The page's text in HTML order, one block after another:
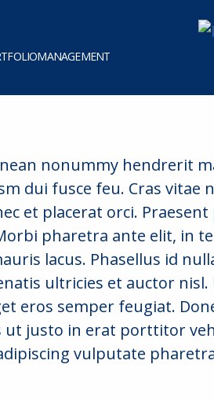
nonummy hendrerit
dui fusce feu. Cras vitae
et placerat orci.
pharetra ante elit, in
lacus. Phasellus id
ultricies et auctor
eros semper feugiat.
justo in erat porttitor
vulputate